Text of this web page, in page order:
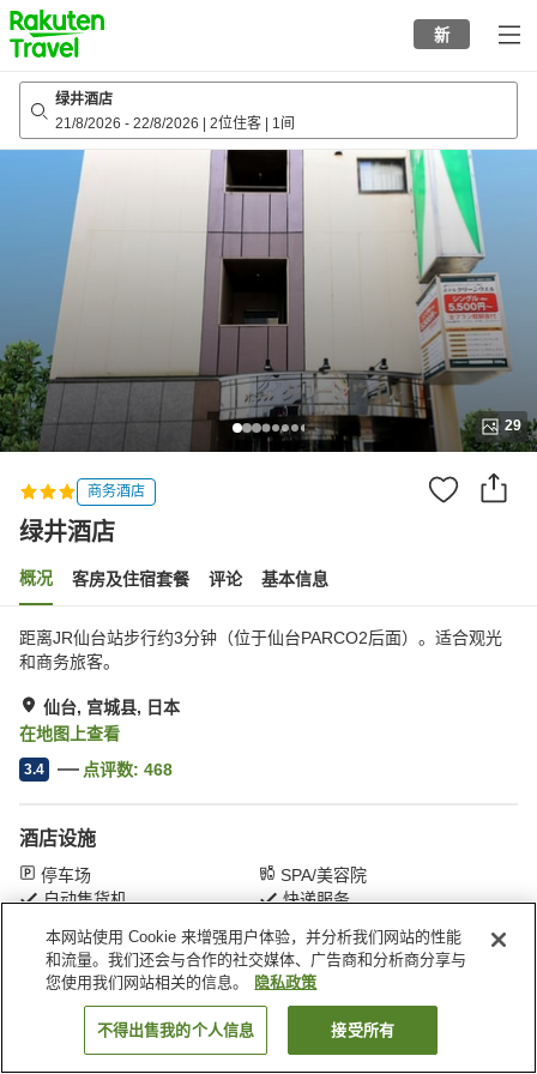
to
top
page
新
绿井酒店
21/8/2026 - 22/8/2026 2位住客 1间
29
商务酒店
绿井酒店
概况 客房及住宿套餐 评论 基本信息
距离JR仙台站步行约3分钟（位于仙台PARCO2后面）。适合观光
和商务旅客。
仙台, 宫城县, 日本
在地图上查看
3.4 点评数: 468
酒店设施
停车场
SPA/美容院
自动售货机
快递服务
首页 日本 宫城县 仙台 绿井酒店
搜索客房
本网站使用 Cookie 来增强用户体验，并分析我们网站的性能
和流量。我们还会与合作的社交媒体、广告商和分析商分享与
您使用我们网站相关的信息。
隐私政策
不得出售我的个人信息 接受所有